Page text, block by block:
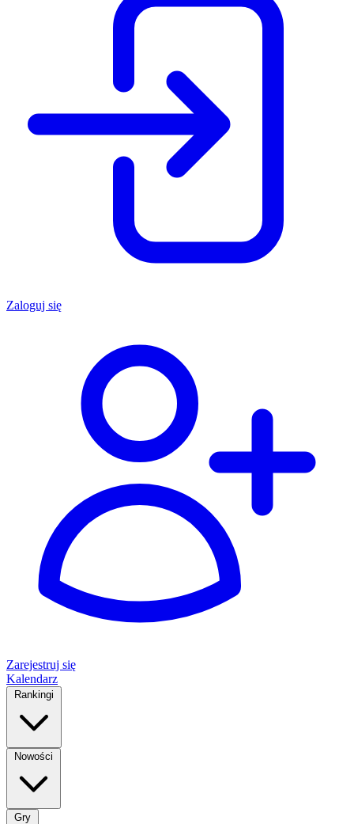
Zaloguj się
Zarejestruj się
Kalendarz
Rankingi
Nowości
Gry